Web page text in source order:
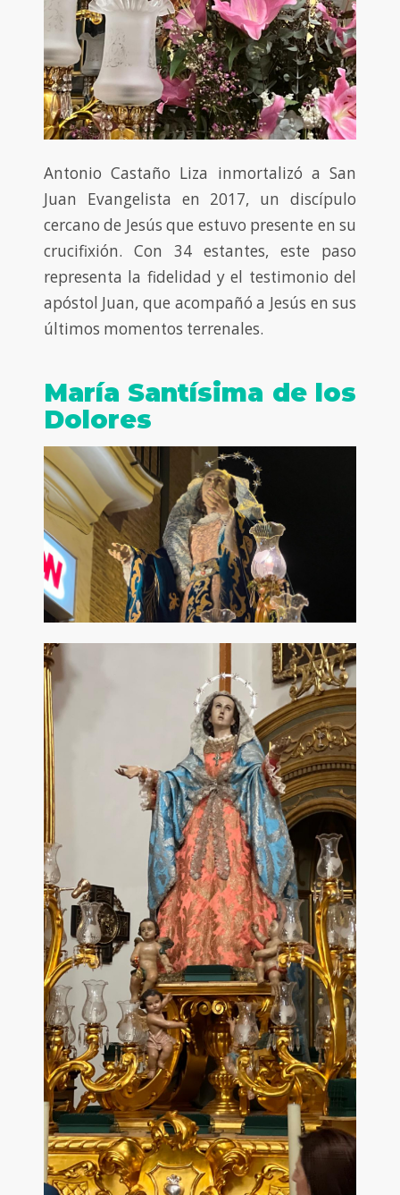
Antonio Castaño Liza inmortalizó a San
Juan Evangelista en 2017, un discípulo
cercano de Jesús que estuvo presente en su
crucifixión. Con 34 estantes, este paso
representa la fidelidad y el testimonio del
apóstol Juan, que acompañó a Jesús en sus
últimos momentos terrenales.
María Santísima de los
Dolores